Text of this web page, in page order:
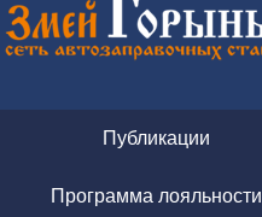
Публикации
Программа лояльности